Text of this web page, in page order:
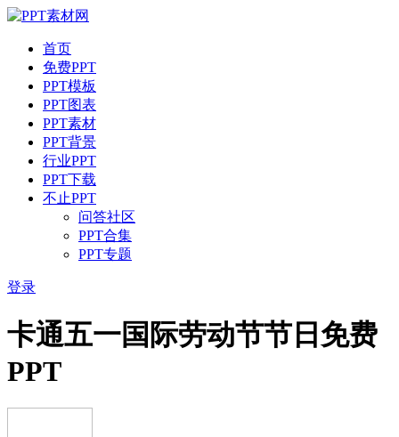
首页
免费PPT
PPT模板
PPT图表
PPT素材
PPT背景
行业PPT
PPT下载
不止PPT
问答社区
PPT合集
PPT专题
登录
卡通五一国际劳动节节日免费
PPT